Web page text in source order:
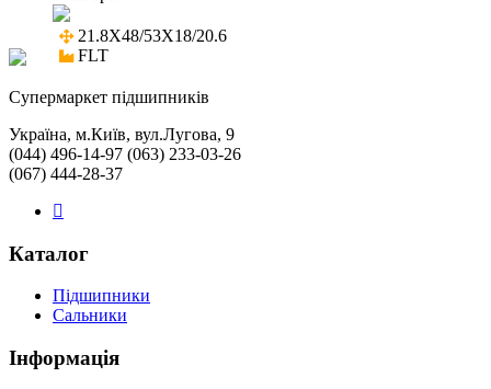
21.8X48/53X18/20.6
FLT
Cупермаркет підшипників
Україна, м.Київ, вул.Лугова, 9
(044) 496-14-97 (063) 233-03-26
(067) 444-28-37
Каталог
Підшипники
Сальники
Інформація